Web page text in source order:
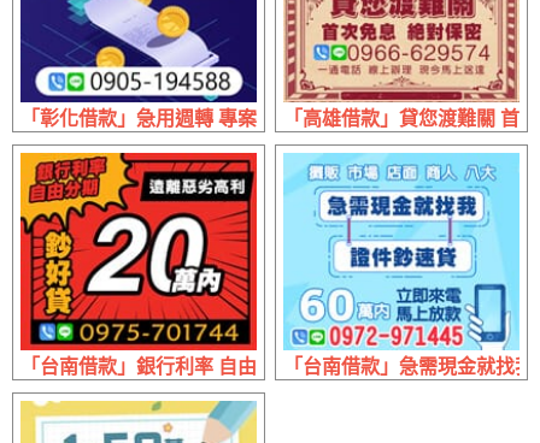
「彰化借款」急用週轉 專案限時開跑「高雄借款」貸您渡難關 首
「台南借款」銀行利率 自由分期 | 20萬內 遠離惡劣高利
「台南借款」急需現金就找